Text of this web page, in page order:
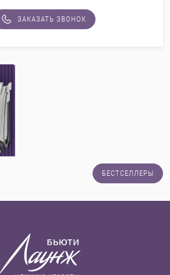
ЗАКАЗАТЬ ЗВОНОК
БЕСТСЕЛЛЕРЫ